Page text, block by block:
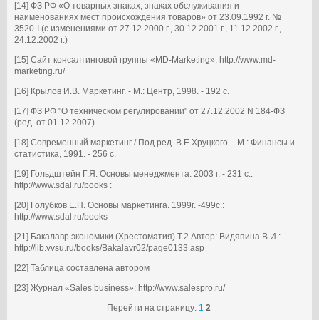
[14] ФЗ РФ «О товарных знаках, знаках обслуживания и
наименованиях мест происхождения товаров» от 23.09.1992 г. №
3520-I (с изменениями от 27.12.2000 г., 30.12.2001 г., 11.12.2002 г.,
24.12.2002 г.)
[15] Сайт консалтинговой группы «MD-Marketing»: http://www.md-
marketing.ru/
[16] Крылов И.В. Маркетинг. - М.: Центр, 1998. - 192 с.
[17] ФЗ РФ "О техническом регулировании" от 27.12.2002 N 184-ФЗ
(ред. от 01.12.2007)
[18] Современный маркетинг / Под ред. В.Е.Хруцкого. - М.: Финансы и
статистика, 1991. - 256 с.
[19] Гольдштейн Г.Я. Основы менеджмента. 2003 г. - 231 с.:
http://www.sdal.ru/books :
[20] Голубков Е.П. Основы маркетинга. 1999г. -499с.:
http://www.sdal.ru/books
[21] Бакалавр экономики (Хрестоматия) Т.2 Автор: Видяпина В.И.:
http://lib.vvsu.ru/books/Bakalavr02/page0133.asp
[22] Таблица составлена автором
[23] Журнал «Sales business»: http://www.salespro.ru/
Перейти на страницу: 1 2